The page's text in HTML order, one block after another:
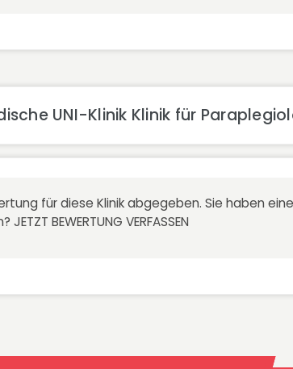
UNI-Klinik Klinik für
für diese Klinik abgegeben. Sie haben
JETZT BEWERTUNG VERFASSEN